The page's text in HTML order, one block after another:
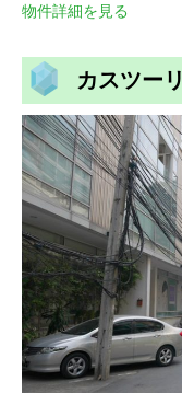
物件詳細を見る
カスツー